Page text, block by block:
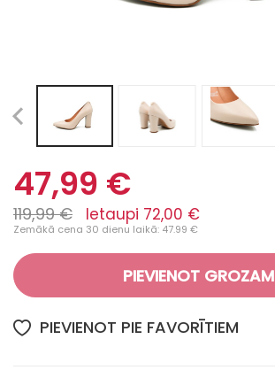
47,99 €
119,99 € Ietaupi 72,00 €
Zemākā cena 30 dienu laikā: 47.99 €
PIEVIENOT GROZAM
PIEVIENOT PIE FAVORĪTIEM